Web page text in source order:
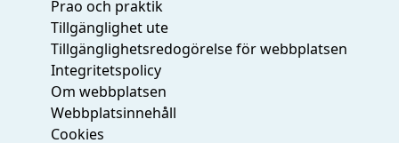
Prao och praktik
Tillgänglighet ute
Tillgänglighetsredogörelse för webbplatsen
Integritetspolicy
Om webbplatsen
Webbplatsinnehåll
Cookies